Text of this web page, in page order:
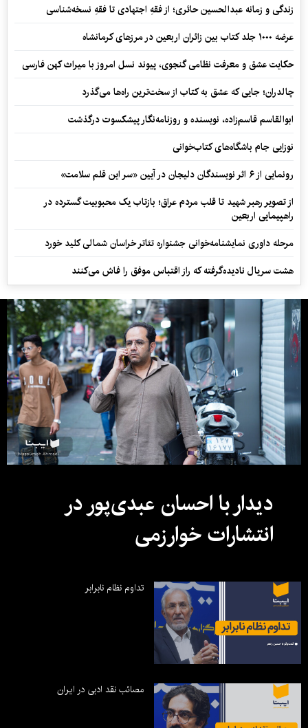
زندگی و زمانه عبدالحسین حائری؛ از فقهِ اجتهادی تا فقهِ نسخه‌شناسی
عرضه ۱۰۰۰ جلد کتاب بین زائران اربعین در مرزهای کرمانشاه
حکایت عشق و معرفت نظامی گنجوی، پیوند نسل امروز با میراث کهن فارسی
چالدران؛ جایی که عشق به کتاب از سخت‌ترین راه‌ها می‌گذرد
ابوالقاسم قاسم‌زاده، نویسنده و روزنامه‌نگار پیشکسوت درگذشت
نوزایی جام باشگاه‌های کتاب‌خوانی
رونمایی از ۶ اثر نویسندگان دلیجان در آیین «سر این قلم سلامت»
از تصویر رهبر شهید تا قلب مردم عراق؛ بازتاب یک محبوبیت گسترده در
راهپیمایی اربعین
مرحله داوری نمایشنامه‌خوانی جشنواره تئاتر خراسان شمالی کلید خورد
هشت سریال نادیده‌گرفته که راز اقتباس موفق را فاش می‌کنند
دیدار با احسان عبدی‌پور در
انتشارات خوارزمی
تداوم نظام نابرابر
مصائب نقد ادبی در ایران